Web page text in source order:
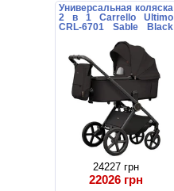
Универсальная коляска
2 в 1 Carrello Ultimo
CRL-6701 Sable Black
24227 грн
22026 грн